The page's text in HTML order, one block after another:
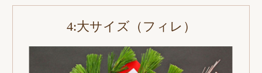
4:大サイズ（フィレ）